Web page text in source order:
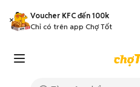
Voucher KFC đến 100k
Chỉ có trên app Chợ Tốt